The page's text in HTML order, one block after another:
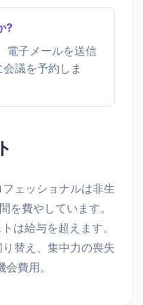
?
電子メールを送信
議を予約しま
ェッショナルは非生
を費やしています。
は給与を超えます。
替え、集中力の喪失
費用。